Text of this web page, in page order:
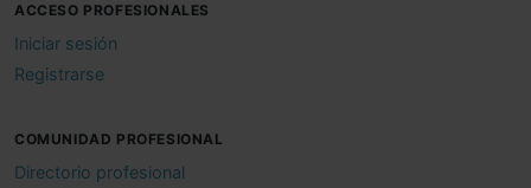
ACCESO PROFESIONALES
Iniciar sesión
Registrarse
COMUNIDAD PROFESIONAL
Directorio profesional